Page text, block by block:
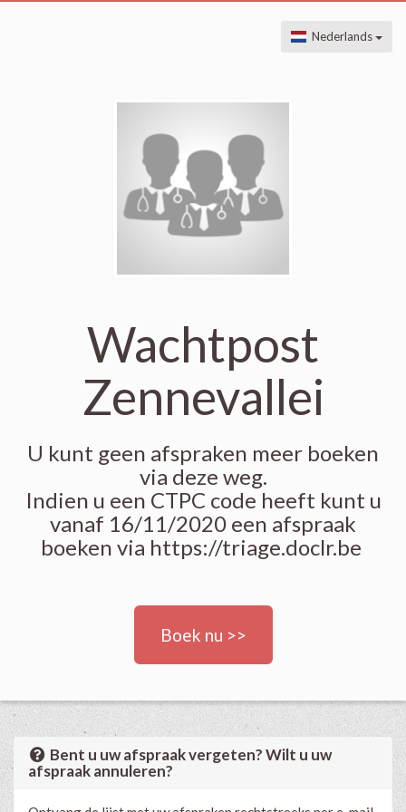
Nederlands
Wachtpost
Zennevallei
U kunt geen afspraken meer boeken
via deze weg.
Indien u een CTPC code heeft kunt u
vanaf 16/11/2020 een afspraak
boeken via https://triage.doclr.be
Boek nu >>
Bent u uw afspraak vergeten? Wilt u uw
afspraak annuleren?